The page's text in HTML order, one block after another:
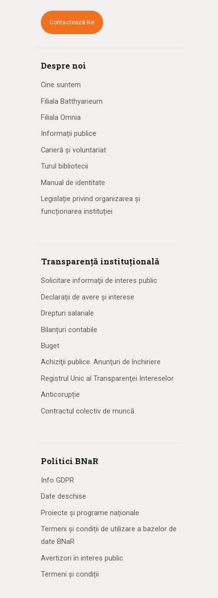
Contactează-Ne
Despre noi
Cine suntem
Filiala Batthyaneum
Filiala Omnia
Informații publice
Carieră și voluntariat
Turul bibliotecii
Manual de identitate
Legislație privind organizarea și
funcționarea instituției
Transparență instituțională
Solicitare informaţii de interes public
Declarații de avere și interese
Drepturi salariale
Bilanțuri contabile
Buget
Achiziţii publice. Anunţuri de închiriere
Registrul Unic al Transparenţei Intereselor
Anticorupție
Contractul colectiv de muncă
Politici BNaR
Info GDPR
Date deschise
Proiecte și programe naționale
Termeni și condiții de utilizare a bazelor de
date BNaR
Avertizori în interes public
Termeni și condiții